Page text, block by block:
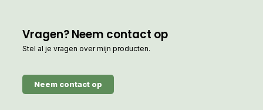
Vragen? Neem contact op
Stel al je vragen over mijn producten.
Neem contact op